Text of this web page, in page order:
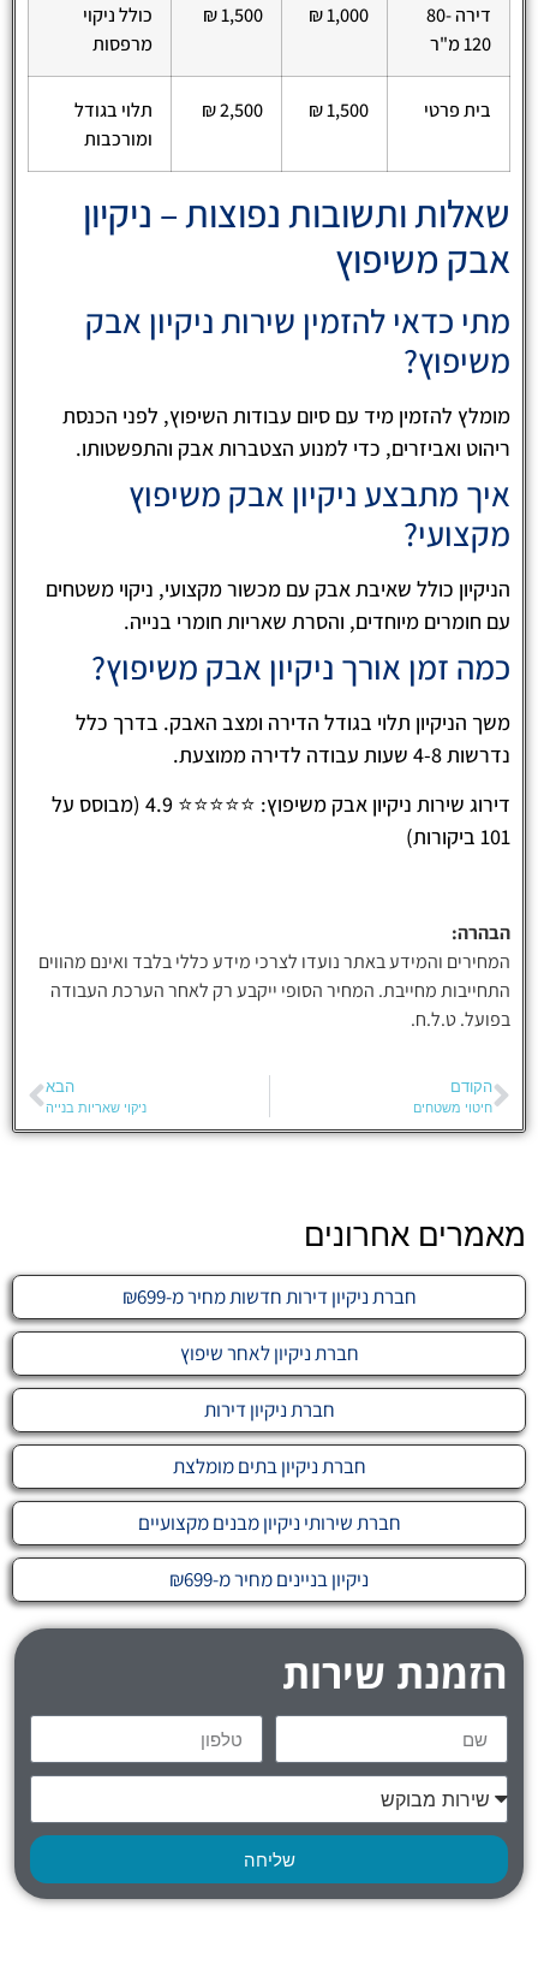
דירה 80-
120 מ"ר
1,000 ₪
1,500 ₪
כולל ניקוי
מרפסות
בית פרטי 1,500 ₪
2,500 ₪
תלוי בגודל
ומורכבות
שאלות ותשובות נפוצות – ניקיון
אבק משיפוץ
מתי כדאי להזמין שירות ניקיון אבק
משיפוץ?
מומלץ להזמין מיד עם סיום עבודות השיפוץ, לפני הכנסת
ריהוט ואביזרים, כדי למנוע הצטברות אבק והתפשטותו.
איך מתבצע ניקיון אבק משיפוץ
מקצועי?
הניקיון כולל שאיבת אבק עם מכשור מקצועי, ניקוי משטחים
עם חומרים מיוחדים, והסרת שאריות חומרי בנייה.
כמה זמן אורך ניקיון אבק משיפוץ?
משך הניקיון תלוי בגודל הדירה ומצב האבק. בדרך כלל
נדרשות 4-8 שעות עבודה לדירה ממוצעת.
דירוג שירות ניקיון אבק משיפוץ: ⭐⭐⭐⭐⭐ 4.9 (מבוסס על
101 ביקורות)
הבהרה:
המחירים והמידע באתר נועדו לצרכי מידע כללי בלבד ואינם מהווים
התחייבות מחייבת. המחיר הסופי ייקבע רק לאחר הערכת העבודה
בפועל. ט.ל.ח.
הקודם
חיטוי משטחים
הבא
ניקוי שאריות בנייה
מאמרים אחרונים
חברת ניקיון דירות חדשות מחיר מ-₪699
חברת ניקיון לאחר שיפוץ
חברת ניקיון דירות
חברת ניקיון בתים מומלצת
חברת שירותי ניקיון מבנים מקצועיים
ניקיון בניינים מחיר מ-₪699
הזמנת שירות
שליחה